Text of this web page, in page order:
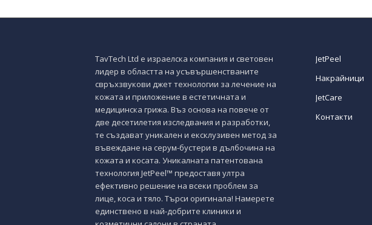
TavTech Ltd е израелска компания и световен
лидер в областта на усъвършенстваните
свръхзвукови джет технологии за лечение на
кожата и приложение в естетичната и
медицинска грижа. Въз основа на повече от
две десетилетия изследвания и разработки,
те създават уникален и ексклузивен метод за
въвеждане на серум-бустери в дълбочина на
кожата и косата. Уникалната патентована
технология JetPeel™ предоставя ултра
ефективно решение на всеки проблем за
лице, коса и тяло. Търси оригинала! Намерете
единствено в най-добрите клиники и
JetPeel
Накрайници
JetCare
Контакти